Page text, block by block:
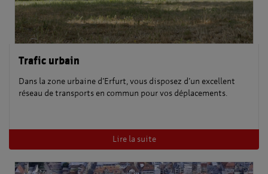
Trafic urbain
Dans la zone urbaine d’Erfurt, vous disposez d’un excellent
réseau de transports en commun pour vos déplacements.
Lire la suite